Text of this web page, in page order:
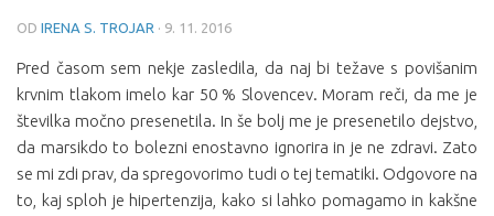
OD IRENA S. TROJAR · 9. 11. 2016
Pred časom sem nekje zasledila, da naj bi težave s povišanim
krvnim tlakom imelo kar 50 % Slovencev. Moram reči, da me je
številka močno presenetila. In še bolj me je presenetilo dejstvo,
da marsikdo to bolezni enostavno ignorira in je ne zdravi. Zato
se mi zdi prav, da spregovorimo tudi o tej tematiki. Odgovore na
to, kaj sploh je hipertenzija, kako si lahko pomagamo in kakšne